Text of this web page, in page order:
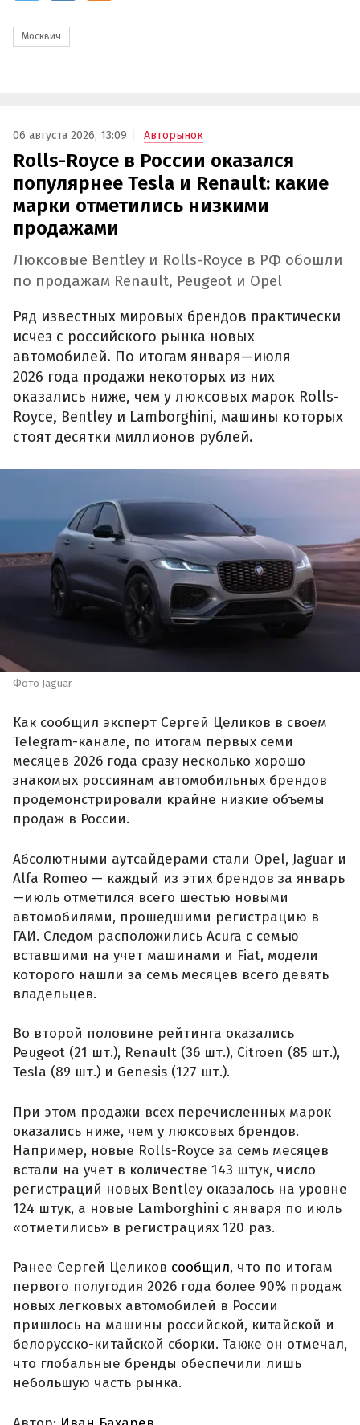
Москвич
06 августа 2026, 13:09 Авторынок
Rolls-Royce в России оказался
популярнее Tesla и Renault: какие
марки отметились низкими
продажами
Люксовые Bentley и Rolls-Royce в РФ обошли
по продажам Renault, Peugeot и Opel
Ряд известных мировых брендов практически
исчез с российского рынка новых
автомобилей. По итогам января—июля
2026 года продажи некоторых из них
оказались ниже, чем у люксовых марок Rolls-
Royce, Bentley и Lamborghini, машины которых
стоят десятки миллионов рублей.
Фото Jaguar
Как сообщил эксперт Сергей Целиков в своем
Telegram-канале, по итогам первых семи
месяцев 2026 года сразу несколько хорошо
знакомых россиянам автомобильных брендов
продемонстрировали крайне низкие объемы
продаж в России.
Абсолютными аутсайдерами стали Opel, Jaguar и
Alfa Romeo — каждый из этих брендов за январь
—июль отметился всего шестью новыми
автомобилями, прошедшими регистрацию в
ГАИ. Следом расположились Acura с семью
вставшими на учет машинами и Fiat, модели
которого нашли за семь месяцев всего девять
владельцев.
Во второй половине рейтинга оказались
Peugeot (21 шт.), Renault (36 шт.), Citroen (85 шт.),
Tesla (89 шт.) и Genesis (127 шт.).
При этом продажи всех перечисленных марок
оказались ниже, чем у люксовых брендов.
Например, новые Rolls-Royce за семь месяцев
встали на учет в количестве 143 штук, число
регистраций новых Bentley оказалось на уровне
124 штук, а новые Lamborghini с января по июль
«отметились» в регистрациях 120 раз.
Ранее Сергей Целиков сообщил, что по итогам
первого полугодия 2026 года более 90% продаж
новых легковых автомобилей в России
пришлось на машины российской, китайской и
белорусско-китайской сборки. Также он отмечал,
что глобальные бренды обеспечили лишь
небольшую часть рынка.